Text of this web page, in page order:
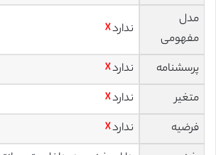
مدل
مفهومی
ندارد☓
پرسشنامه ندارد☓
متغیر
ندارد☓
فرضیه
ندارد☓